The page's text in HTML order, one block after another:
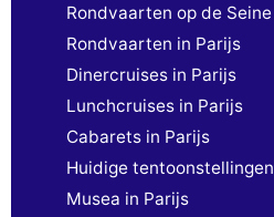
Rondvaarten op de Seine
Rondvaarten in Parijs
Dinercruises in Parijs
Lunchcruises in Parijs
Cabarets in Parijs
Huidige tentoonstellingen
Musea in Parijs